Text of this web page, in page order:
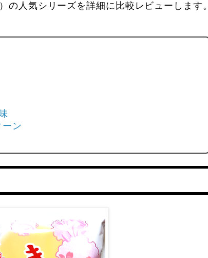
の人気シリーズを詳細に比較レビューします。
ン